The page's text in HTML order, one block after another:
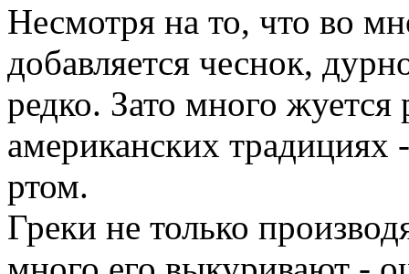
Несмотря на то, что во
добавляется чеснок,
редко. Зато много
американских
ртом.
Греки не только